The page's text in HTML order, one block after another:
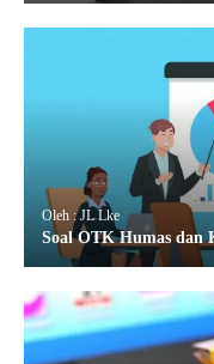
Oleh : JL Lke
Soal OTK Humas dan